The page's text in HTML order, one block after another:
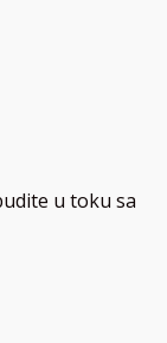
u toku sa